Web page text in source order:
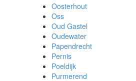
Oosterhout
Oss
Oud Gastel
Oudewater
Papendrecht
Pernis
Poeldijk
Purmerend